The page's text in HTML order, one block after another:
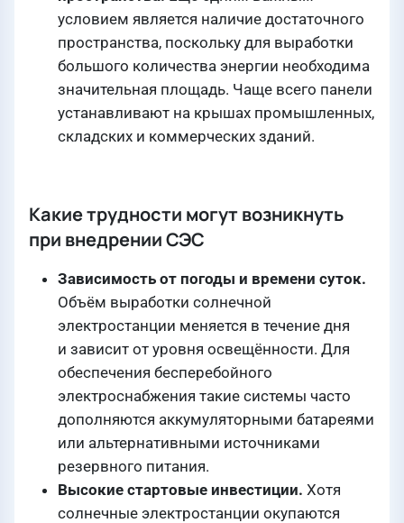
условием является наличие достаточного
пространства, поскольку для выработки
большого количества энергии необходима
значительная площадь. Чаще всего панели
устанавливают на крышах промышленных,
складских и коммерческих зданий.
Какие трудности могут возникнуть
при внедрении СЭС
Зависимость от погоды и времени суток.
Объём выработки солнечной
электростанции меняется в течение дня
и зависит от уровня освещённости. Для
обеспечения бесперебойного
электроснабжения такие системы часто
дополняются аккумуляторными батареями
или альтернативными источниками
резервного питания.
Высокие стартовые инвестиции. Хотя
солнечные электростанции окупаются